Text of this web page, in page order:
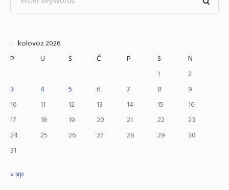
kolovoz 2026
P
U S Č P S
N
1
2
3
4 5 6 7 8
9
10
11 12 13 14 15
16
17
18 19 20 21 22
23
24
25 26 27 28 29
30
31
« srp